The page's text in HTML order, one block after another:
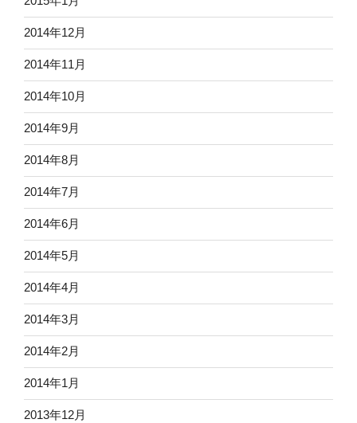
2014年12月
2014年11月
2014年10月
2014年9月
2014年8月
2014年7月
2014年6月
2014年5月
2014年4月
2014年3月
2014年2月
2014年1月
2013年12月